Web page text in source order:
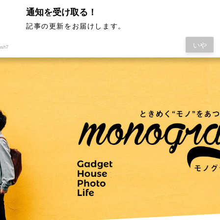
通知を受け取る！
記事の更新をお届けします。
いや